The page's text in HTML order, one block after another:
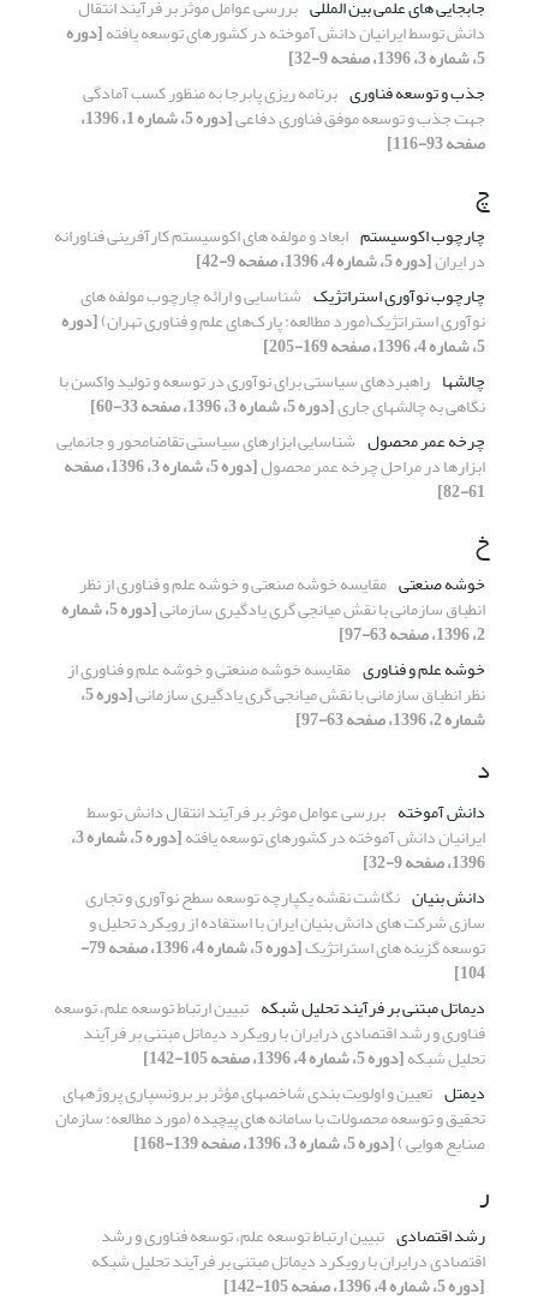
جابجایی های علمی بین المللی بررسی عوامل موثر بر فرآیند انتقال
دانش توسط ایرانیان دانش آموخته در کشورهای توسعه یافته[دوره
5، شماره 3، 1396، صفحه 9-32]
جذب و توسعه فناوری برنامه ریزی پابرجا به منظور کسب آمادگی
جهت جذب و توسعه موفق فناوری دفاعی [دوره 5، شماره 1، 1396،
صفحه 93-116]
چ
چارچوب اکوسیستم ابعاد و مولفه های اکوسیستم کارآفرینی فناورانه
در ایران[دوره 5، شماره 4، 1396، صفحه 9-42]
چارچوب نوآوری استراتژیک شناسایی و ارائه چارچوب مولفه های
نوآوری استراتژیک(مورد مطالعه: پارک‌های علم و فناوری تهران)[دوره
5، شماره 4، 1396، صفحه 169-205]
چالش‎ها
راهبردهای سیاستی برای نوآوری در توسعه و تولید واکسن با
نگاهی به چالش‎های جاری
[دوره 5، شماره 3، 1396، صفحه 33-60]
چرخه عمر محصول شناسایی ابزارهای سیاستی تقاضامحور و جانمایی
ابزارها در مراحل چرخه عمر محصول [دوره 5، شماره 3، 1396، صفحه
61-82]
خ
خوشه صنعتی مقایسه خوشه صنعتی و خوشه علم و فناوری از نظر
انطباق سازمانی با نقش میانجی گری یادگیری سازمانی [دوره 5، شماره
2، 1396، صفحه 63-97]
خوشه علم و فناوری مقایسه خوشه صنعتی و خوشه علم و فناوری از
نظر انطباق سازمانی با نقش میانجی گری یادگیری سازمانی [دوره 5،
شماره 2، 1396، صفحه 63-97]
د
دانش آموخته بررسی عوامل موثر بر فرآیند انتقال دانش توسط
ایرانیان دانش آموخته در کشورهای توسعه یافته [دوره 5، شماره 3،
1396، صفحه 9-32]
دانش بنیان نگاشت نقشه یکپارچه توسعه سطح نوآوری و تجاری
سازی شرکت های دانش بنیان ایران با استفاده از رویکرد تحلیل و
توسعه گزینه های استراتژیک [دوره 5، شماره 4، 1396، صفحه 79-
104]
دیماتل مبتنی بر فرآیند تحلیل شبکه تبیین ارتباط توسعه علم، توسعه
فناوری و رشد اقتصادی درایران با رویکرد دیماتل مبتنی بر فرآیند
تحلیل شبکه[دوره 5، شماره 4، 1396، صفحه 105-142]
دیمتل تعیین و اولویت ‏بندی شاخص‏های مؤثر بر برونسپاری پروژه‏های
تحقیق و توسعه محصولات با سامانه های پیچیده (مورد مطالعه: سازمان
صنایع هوایی )[دوره 5، شماره 3، 1396، صفحه 139-168]
ر
رشد اقتصادی تبیین ارتباط توسعه علم، توسعه فناوری و رشد
اقتصادی درایران با رویکرد دیماتل مبتنی بر فرآیند تحلیل شبکه
[دوره 5، شماره 4، 1396، صفحه 105-142]